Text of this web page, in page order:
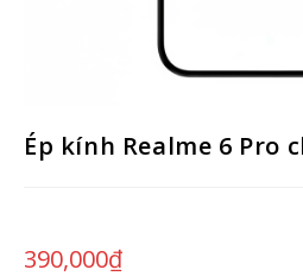
Ép kính Realme 6 Pro
390,000₫